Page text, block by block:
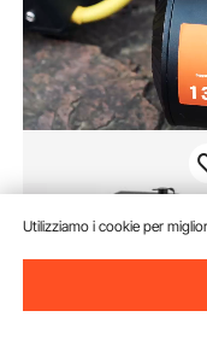
Utilizziamo i cookie per